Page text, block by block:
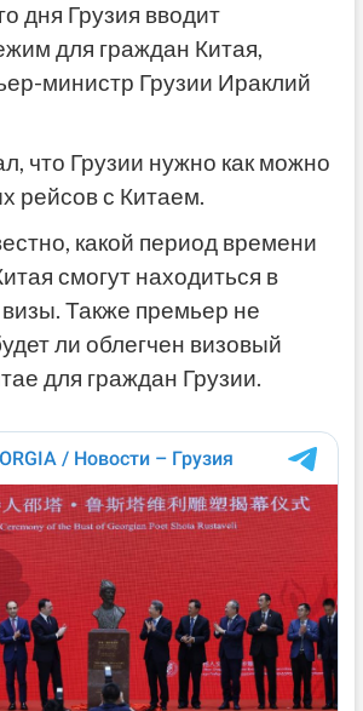
дня Грузия вводит
для граждан Китая,
министр Грузии Ираклий
что Грузии нужно как можно
рейсов с Китаем.
какой период времени
смогут находиться в
визы. Также премьер не
ли облегчен визовый
для граждан Грузии.